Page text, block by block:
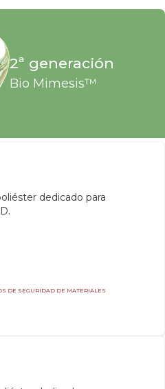
2ª generación
Bio Mimesis™
dedicado para
DE SEGURIDAD DE MATERIALES